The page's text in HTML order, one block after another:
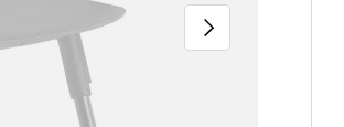
Volgende